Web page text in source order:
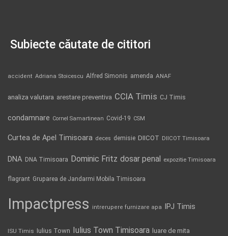
Subiecte căutate de cititori
accident Adriana Stoicescu Alfred Simonis amenda ANAF
analiza valutara arestare preventiva CCIA Timis CJ Timis
condamnare Cornel Samartinean Covid-19 CSM
Curtea de Apel Timisoara deces demisie DIICOT DIICOT Timisoara
DNA DNA Timisoara Dominic Fritz dosar penal expozitie Timisoara
flagrant Gruparea de Jandarmi Mobila Timisoara
Impactpress intrerupere furnizare apa IPJ Timis
ISU Timis Iulius Town Iulius Town Timisoara luare de mita